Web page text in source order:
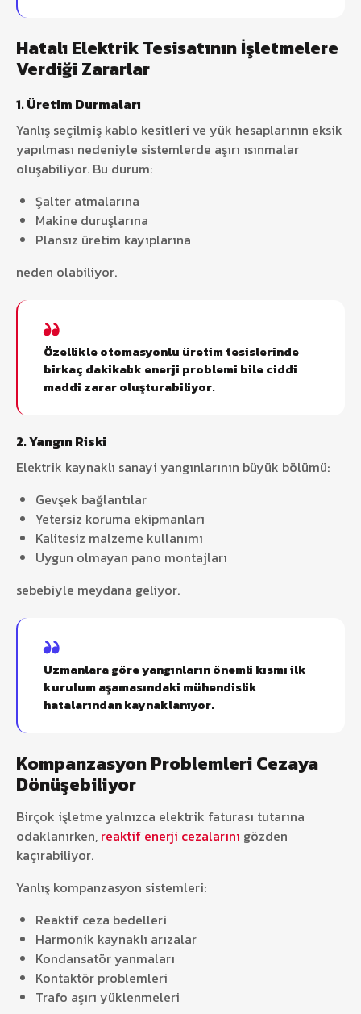
Hatalı Elektrik Tesisatının İşletmelere
Verdiği Zararlar
1. Üretim Durmaları
Yanlış seçilmiş kablo kesitleri ve yük hesaplarının eksik
yapılması nedeniyle sistemlerde aşırı ısınmalar
oluşabiliyor. Bu durum:
Şalter atmalarına
Makine duruşlarına
Plansız üretim kayıplarına
neden olabiliyor.
Özellikle otomasyonlu üretim tesislerinde
birkaç dakikalık enerji problemi bile ciddi
maddi zarar oluşturabiliyor.
2. Yangın Riski
Elektrik kaynaklı sanayi yangınlarının büyük bölümü:
Gevşek bağlantılar
Yetersiz koruma ekipmanları
Kalitesiz malzeme kullanımı
Uygun olmayan pano montajları
sebebiyle meydana geliyor.
Uzmanlara göre yangınların önemli kısmı ilk
kurulum aşamasındaki mühendislik
hatalarından kaynaklanıyor.
Kompanzasyon Problemleri Cezaya
Dönüşebiliyor
Birçok işletme yalnızca elektrik faturası tutarına
odaklanırken, reaktif enerji cezalarını gözden
kaçırabiliyor.
Yanlış kompanzasyon sistemleri:
Reaktif ceza bedelleri
Harmonik kaynaklı arızalar
Kondansatör yanmaları
Kontaktör problemleri
Trafo aşırı yüklenmeleri